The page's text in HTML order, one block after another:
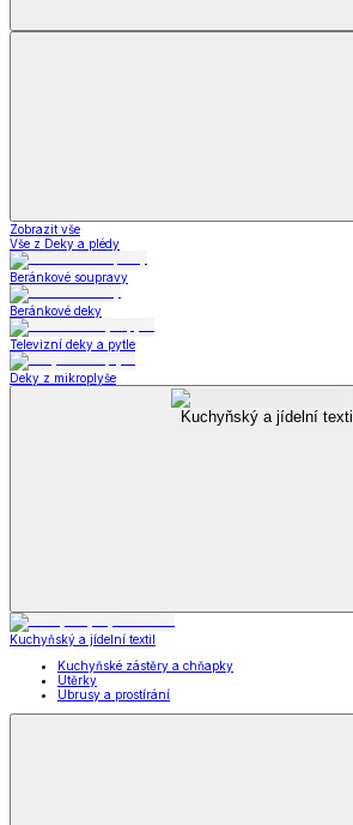
Zobrazit vše
Vše z Deky a plédy
Beránkové soupravy
Beránkové deky
Televizní deky a pytle
Deky z mikroplyše
Kuchyňský a jídelní textil
Kuchyňský a jídelní textil
Kuchyňské zástěry a chňapky
Utěrky
Ubrusy a prostírání